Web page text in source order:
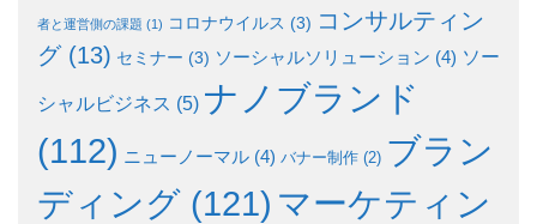
者と運営側の課題 (1) コロナウイルス (3) コンサルティン
グ(13) セミナー (3) ソーシャルソリューション (4) ソー
シャルビジネス (5) ナノブランド
(112) ニューノーマル (4) バナー制作 (2) ブラン
ディング (121) マーケティン